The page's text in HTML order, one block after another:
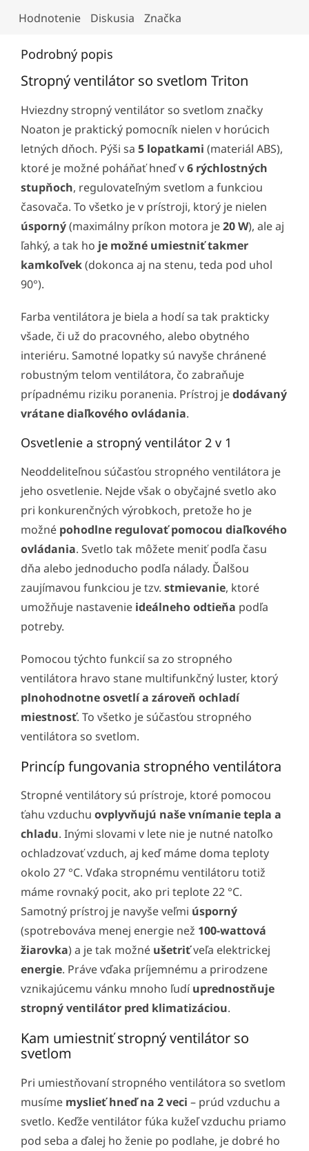
Hodnotenie Diskusia Značka
Podrobný popis
Stropný ventilátor so svetlom Triton
Hviezdny stropný ventilátor so svetlom značky
Noaton je praktický pomocník nielen v horúcich
letných dňoch. Pýši sa 5 lopatkami (materiál ABS),
ktoré je možné poháňať hneď v6 rýchlostných
stupňoch, regulovateľným svetlom a funkciou
časovača. To všetko je v prístroji, ktorý je nielen
úsporný(maximálny príkon motora je20 W), ale aj
ľahký, a tak ho je možné umiestniť takmer
kamkoľvek(dokonca aj na stenu, teda pod uhol
90°).
Farba ventilátora je biela a hodí sa tak prakticky
všade, či už do pracovného, alebo obytného
interiéru. Samotné lopatky sú navyše chránené
robustným telom ventilátora, čo zabraňuje
prípadnému riziku poranenia. Prístroj jedodávaný
vrátane diaľkového ovládania.
Osvetlenie a stropný ventilátor 2 v 1
Neoddeliteľnou súčasťou stropného ventilátora je
jeho osvetlenie. Nejde však o obyčajné svetlo ako
pri konkurenčných výrobkoch, pretože ho je
možné pohodlne regulovať pomocou diaľkového
ovládania. Svetlo tak môžete meniť podľa času
dňa alebo jednoducho podľa nálady. Ďalšou
zaujímavou funkciou je tzv. stmievanie, ktoré
umožňuje nastavenie ideálneho odtieňa podľa
potreby.
Pomocou týchto funkcií sa zo stropného
ventilátora hravo stane multifunkčný luster, ktorý
plnohodnotne osvetlí a zároveň ochladí
miestnosť. To všetko je súčasťou stropného
ventilátora so svetlom.
Princíp fungovania stropného ventilátora
Stropné ventilátory sú prístroje, ktoré pomocou
ťahu vzduchu ovplyvňujú naše vnímanie tepla a
chladu. Inými slovami v lete nie je nutné natoľko
ochladzovať vzduch, aj keď máme doma teploty
okolo 27 °C. Vďaka stropnému ventilátoru totiž
máme rovnaký pocit, ako pri teplote 22 °C.
Samotný prístroj je navyše veľmi úsporný
(spotrebováva menej energie než 100-wattová
žiarovka) a je tak možné ušetriťveľa elektrickej
energie. Práve vďaka príjemnému a prirodzene
vznikajúcemu vánku mnoho ľudí uprednostňuje
stropný ventilátor pred klimatizáciou.
Kam umiestniť stropný ventilátor so
svetlom
Pri umiestňovaní stropného ventilátora so svetlom
musíme myslieť hneď na 2 veci – prúd vzduchu a
svetlo. Keďže ventilátor fúka kužeľ vzduchu priamo
pod seba a ďalej ho ženie po podlahe, je dobré ho